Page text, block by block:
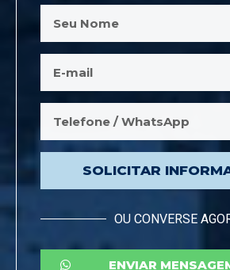
SOLICITAR
OU CONVERSE
ENVIAR